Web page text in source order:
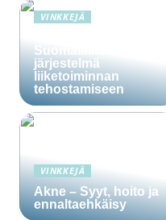
VINKKEJÄ
Suomalainen CRM-
järjestelmä
liiketoiminnan
tehostamiseen
VINKKEJÄ
Akne – Syyt, hoito ja
ennaltaehkäisy